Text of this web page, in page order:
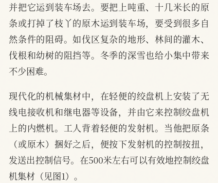
并把它运到装车场去。要把上吨重、十几米长的原
条或打掉了枝丫的原木运到装车场，要受到很多自
然条件的阻碍。如伐区复杂的地形、林间的灌木、
伐根和幼树的阻挡等。冬季的深雪也给小集中带来
不少困难。
现代化的机械集材中，在轻便的绞盘机上安装了无
线电接收机和继电器等设备，并由它来控制绞盘机
上的内燃机。工人背着轻便的发射机。当他把原条
（或原木）捆好之后，便按下发射机的控制按扭，
发送出控制信号。在500米左右可以有效地控制绞盘
机集材（见图1）。